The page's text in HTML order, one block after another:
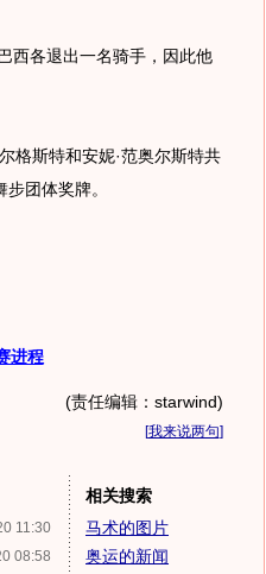
各退出一名骑手，因此他
格斯特和安妮·范奥尔斯特共
团体奖牌。
进程
(责任编辑：starwind)
[我来说两句]
11:30
08:58
相关搜索
马术的图片
奥运的新闻